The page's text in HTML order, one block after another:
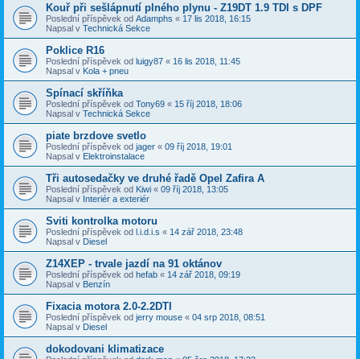
Kouř při sešlápnutí plného plynu - Z19DT 1.9 TDI s DPF
Poslední příspěvek od Adamphs « 17 lis 2018, 16:15
Napsal v Technická Sekce
Poklice R16
Poslední příspěvek od luigy87 « 16 lis 2018, 11:45
Napsal v Kola + pneu
Spínací skříňka
Poslední příspěvek od Tony69 « 15 říj 2018, 18:06
Napsal v Technická Sekce
piate brzdove svetlo
Poslední příspěvek od jager « 09 říj 2018, 19:01
Napsal v Elektroinstalace
Tři autosedačky ve druhé řadě Opel Zafira A
Poslední příspěvek od Kiwi « 09 říj 2018, 13:05
Napsal v Interiér a exteriér
Sviti kontrolka motoru
Poslední příspěvek od l.i.d.i.s « 14 zář 2018, 23:48
Napsal v Diesel
Z14XEP - trvale jazdí na 91 oktánov
Poslední příspěvek od hefab « 14 zář 2018, 09:19
Napsal v Benzín
Fixacia motora 2.0-2.2DTI
Poslední příspěvek od jerry mouse « 04 srp 2018, 08:51
Napsal v Diesel
dokodovani klimatizace